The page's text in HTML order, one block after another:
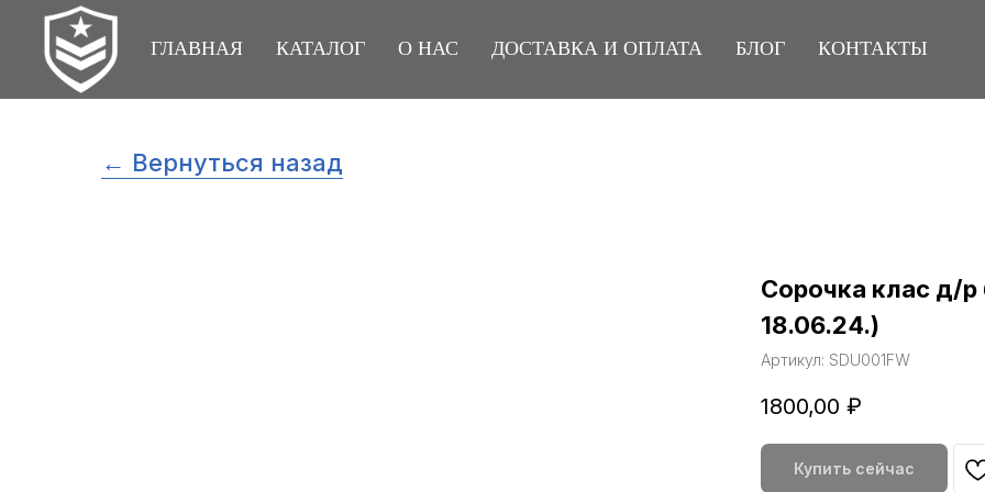
ГЛАВНАЯ КАТАЛОГ О НАС ДОСТАВКА И ОПЛАТА БЛОГ КОНТАКТЫ
← Вернуться назад
Сорочка клас д/р
18.06.24.)
Артикул: SDU001FW
1800,00 ₽
Купить сейчас